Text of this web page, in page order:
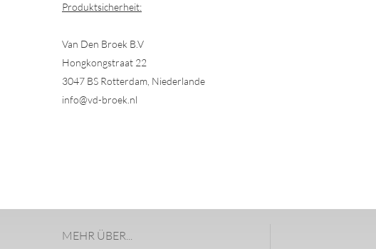
Produktsicherheit:
Van Den Broek B.V
Hongkongstraat 22
3047 BS Rotterdam, Niederlande
info@vd-broek.nl
MEHR ÜBER...